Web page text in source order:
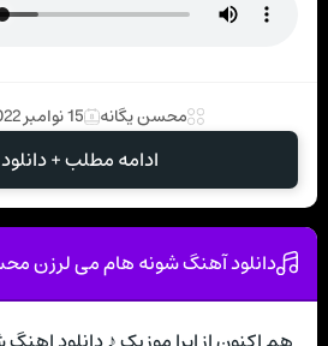
محسن یگانه 15 نوامبر 2022
ادامه مطلب +
دانلود آهنگ شونه هام می لرزن